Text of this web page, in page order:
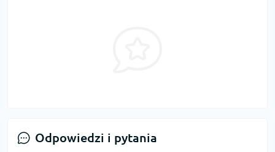
Odpowiedzi i pytania